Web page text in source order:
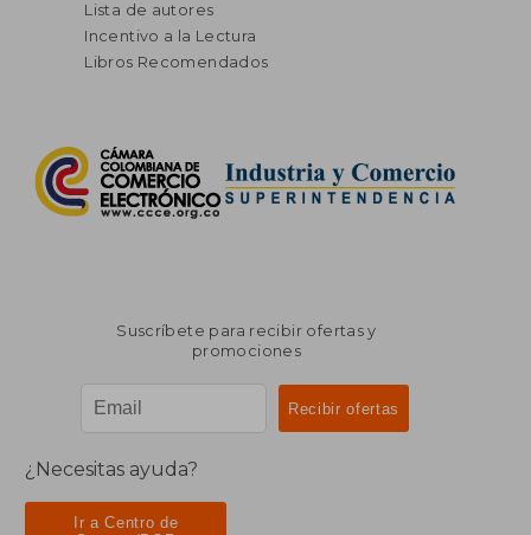
Lista de autores
Incentivo a la Lectura
Libros Recomendados
Suscríbete para recibir ofertas y
promociones
¿Necesitas ayuda?
Ir a Centro de